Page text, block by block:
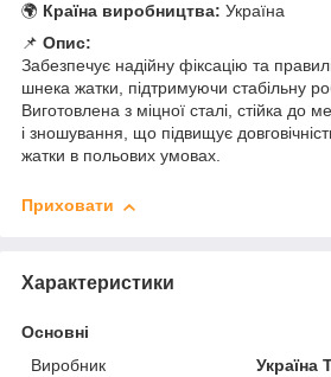
🌍 Країна виробництва: Україна
📌 Опис:
Забезпечує надійну фіксацію та
шнека жатки, підтримуючи стабільну
Виготовлена з міцної сталі, стійка до
і зношування, що підвищує
жатки в польових умовах.
Приховати
Характеристики
Основні
Виробник
Україна